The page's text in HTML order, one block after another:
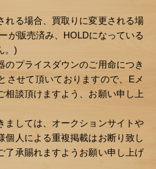
れる場合、買取りに変更される場
が販売済み、HOLDになっている
。)
のプライスダウンのご用命につき
させて頂いておりますので、Eメ
相談頂けますよう、お願い申し上
ましては、オークションサイトや
個人による重複掲載はお断り致し
了承賜れますようお願い申し上げ